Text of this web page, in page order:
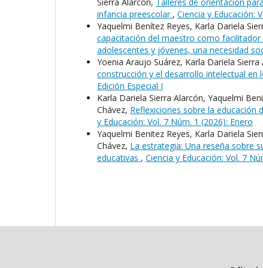
infancia preescolar , Ciencia y Educación:
Yaquelmi Benítez Reyes, Karla Dariela
capacitación del maestro como
adolescentes y jóvenes, una necesidad
Yoenia Araujo Suárez, Karla Dariela
construcción y el desarrollo intelectual en
Edición Especial I
Karla Dariela Sierra Alarcón, Yaquelmi
Chávez, Reflexiciones sobre la educación
y Educación: Vol. 7 Núm. 1 (2026): Enero
Yaquelmi Benitez Reyes, Karla Dariela
Chávez, La estrategia: Una reseña sobre
educativas , Ciencia y Educación: Vol. 7